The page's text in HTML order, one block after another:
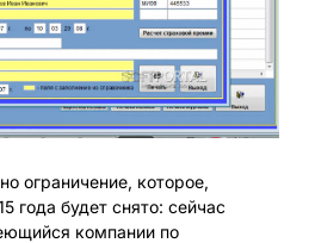
ограничение, которое,
года будет снято: сейчас
компании по